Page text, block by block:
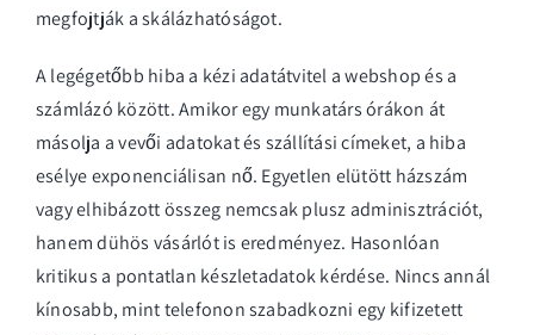
megfojtják a skálázhatóságot.
A legégetőbb hiba a kézi adatátvitel a webshop és a
számlázó között. Amikor egy munkatárs órákon át
másolja a vevői adatokat és szállítási címeket, a hiba
esélye exponenciálisan nő. Egyetlen elütött házszám
vagy elhibázott összeg nemcsak plusz adminisztrációt,
hanem dühös vásárlót is eredményez. Hasonlóan
kritikus a pontatlan készletadatok kérdése. Nincs annál
kínosabb, mint telefonon szabadkozni egy kifizetett